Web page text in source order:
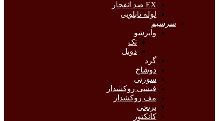
EX ضد انفجار
لوله تابلویی
سرسیم
وایرشو
تک
دوبل
گرد
دوشاخ
سوزنی
فیشی روکشدار
مف روکشدار
برنجی
کانکتور